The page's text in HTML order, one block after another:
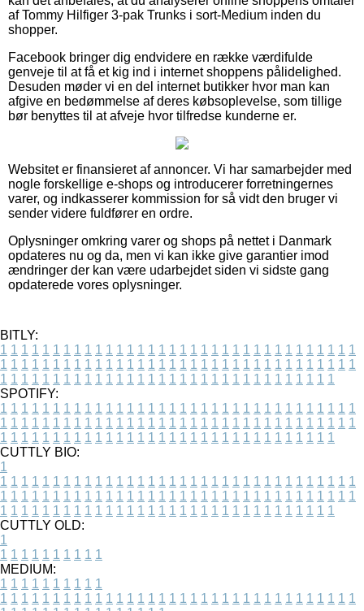
af Tommy Hilfiger 3-pak Trunks i sort-Medium inden du
shopper.
Facebook bringer dig endvidere en række værdifulde
genveje til at få et kig ind i internet shoppens pålidelighed.
Desuden møder vi en del internet butikker hvor man kan
afgive en bedømmelse af deres købsoplevelse, som tillige
bør benyttes til at afveje hvor tilfredse kunderne er.
Websitet er finansieret af annoncer. Vi har samarbejder med
nogle forskellige e-shops og introducerer forretningernes
varer, og indkasserer kommission for så vidt den bruger vi
sender videre fuldfører en ordre.
Oplysninger omkring varer og shops på nettet i Danmark
opdateres nu og da, men vi kan ikke give garantier imod
ændringer der kan være udarbejdet siden vi sidste gang
opdaterede vores oplysninger.
BITLY:
1 1 1 1 1 1 1 1 1 1 1 1 1 1 1 1 1 1 1 1 1 1 1 1 1 1 1 1 1 1 1 1 1 1
1 1 1 1 1 1 1 1 1 1 1 1 1 1 1 1 1 1 1 1 1 1 1 1 1 1 1 1 1 1 1 1 1 1
1 1 1 1 1 1 1 1 1 1 1 1 1 1 1 1 1 1 1 1 1 1 1 1 1 1 1 1 1 1 1 1
SPOTIFY:
1 1 1 1 1 1 1 1 1 1 1 1 1 1 1 1 1 1 1 1 1 1 1 1 1 1 1 1 1 1 1 1 1 1
1 1 1 1 1 1 1 1 1 1 1 1 1 1 1 1 1 1 1 1 1 1 1 1 1 1 1 1 1 1 1 1 1 1
1 1 1 1 1 1 1 1 1 1 1 1 1 1 1 1 1 1 1 1 1 1 1 1 1 1 1 1 1 1 1 1
CUTTLY BIO:
1
1 1 1 1 1 1 1 1 1 1 1 1 1 1 1 1 1 1 1 1 1 1 1 1 1 1 1 1 1 1 1 1 1 1
1 1 1 1 1 1 1 1 1 1 1 1 1 1 1 1 1 1 1 1 1 1 1 1 1 1 1 1 1 1 1 1 1 1
1 1 1 1 1 1 1 1 1 1 1 1 1 1 1 1 1 1 1 1 1 1 1 1 1 1 1 1 1 1 1 1
CUTTLY OLD:
1
1 1 1 1 1 1 1 1 1 1
MEDIUM:
1 1 1 1 1 1 1 1 1 1
1 1 1 1 1 1 1 1 1 1 1 1 1 1 1 1 1 1 1 1 1 1 1 1 1 1 1 1 1 1 1 1 1 1